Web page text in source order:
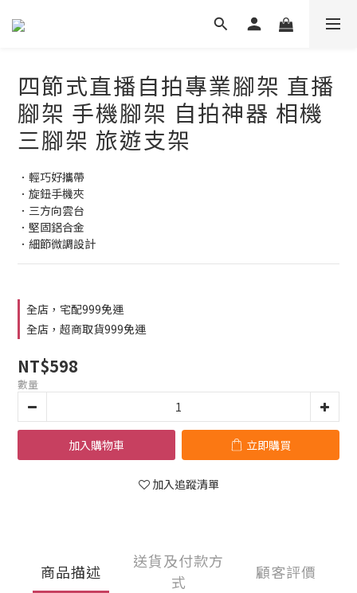
四節式直播自拍專業腳架 直播
腳架 手機腳架 自拍神器 相機
三腳架 旅遊支架
．輕巧好攜帶
．旋鈕手機夾
．三方向雲台
．堅固鋁合金
．細節微調設計
全店，宅配999免運
全店，超商取貨999免運
NT$598
數量
加入購物車 立即購買
加入追蹤清單
商品描述
送貨及付款方
式
顧客評價